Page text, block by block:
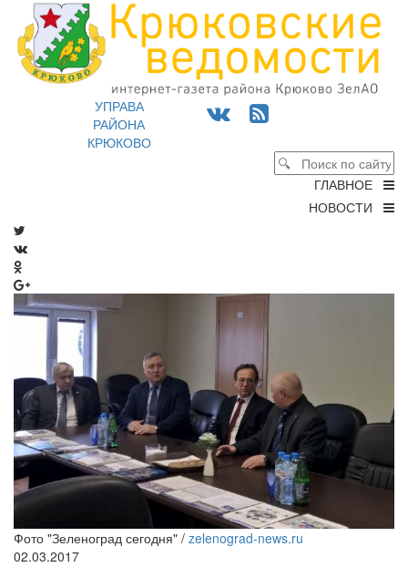
УПРАВА
РАЙОНА
КРЮКОВО
ГЛАВНОЕ
НОВОСТИ
Фото "Зеленоград сегодня" / zelenograd-news.ru
02.03.2017